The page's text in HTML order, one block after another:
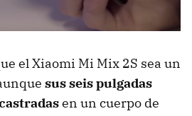
el Xiaomi Mi Mix 2S sea un
sus seis pulgadas
en un cuerpo de